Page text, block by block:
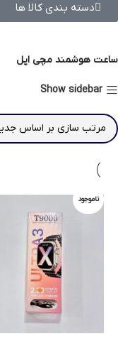
دسته بندی کالا ها
ساعت هوشمند مچی اپل
Show sidebar
ناموجود